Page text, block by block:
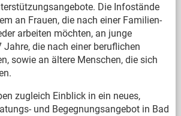
Die Infostände
an Frauen, die nach einer Familien-
arbeiten möchten, an junge
Jahre, die nach einer beruflichen
sowie an ältere Menschen, die sich
zugleich Einblick in ein neues,
und Begegnungsangebot in Bad